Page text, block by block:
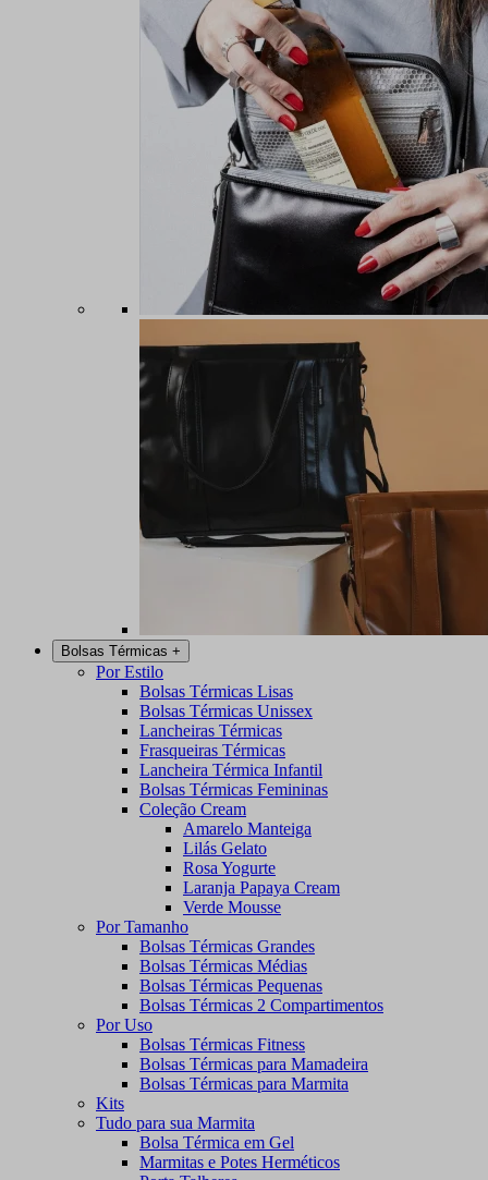
Bolsas Térmicas +
Por Estilo
Bolsas Térmicas Lisas
Bolsas Térmicas Unissex
Lancheiras Térmicas
Frasqueiras Térmicas
Lancheira Térmica Infantil
Bolsas Térmicas Femininas
Coleção Cream
Amarelo Manteiga
Lilás Gelato
Rosa Yogurte
Laranja Papaya Cream
Verde Mousse
Por Tamanho
Bolsas Térmicas Grandes
Bolsas Térmicas Médias
Bolsas Térmicas Pequenas
Bolsas Térmicas 2 Compartimentos
Por Uso
Bolsas Térmicas Fitness
Bolsas Térmicas para Mamadeira
Bolsas Térmicas para Marmita
Kits
Tudo para sua Marmita
Bolsa Térmica em Gel
Marmitas e Potes Herméticos